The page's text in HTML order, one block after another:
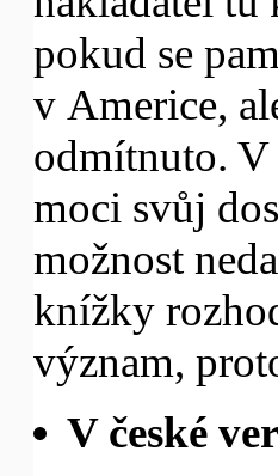
pokud se
v Americe,
odmítnuto. V
moci svůj
možnost
knížky
význam,
V české